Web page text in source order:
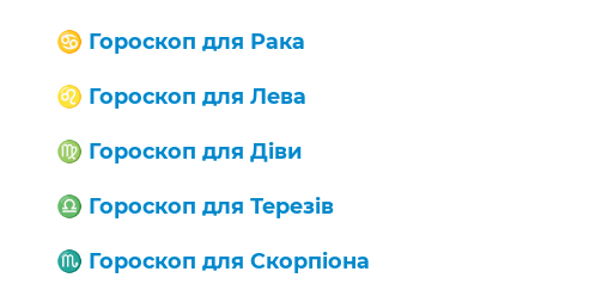
♋️ Гороскоп для Рака
♌️ Гороскоп для Лева
♍️ Гороскоп для Діви
♎️ Гороскоп для Терезів
♏️ Гороскоп для Скорпіона